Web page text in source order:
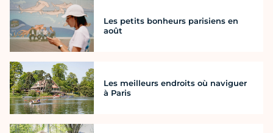
Les petits bonheurs parisiens en
août
Les meilleurs endroits où naviguer
à Paris